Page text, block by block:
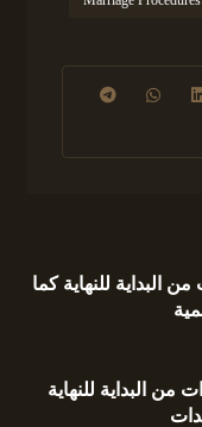
البداية للنهاية كما
البداية للنهاية